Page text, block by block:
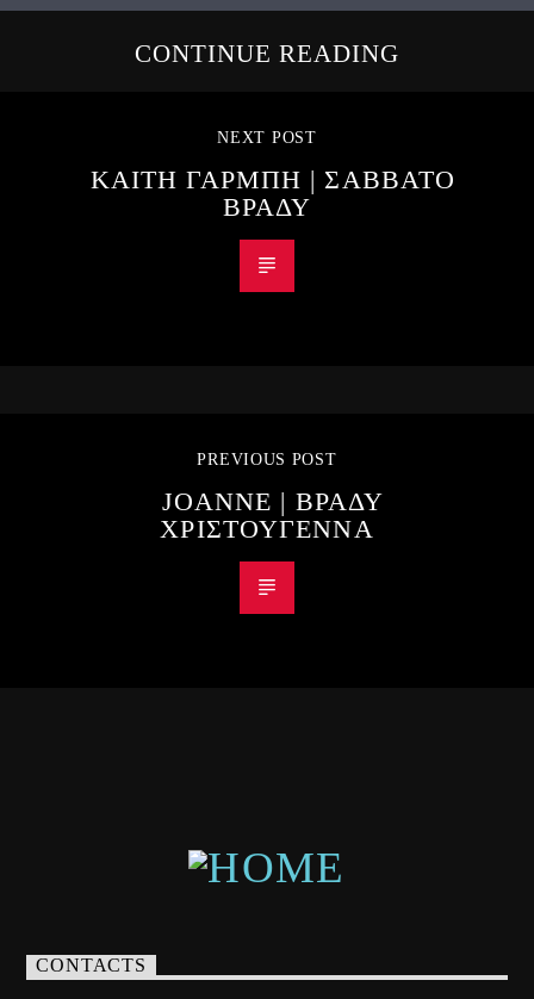
CONTINUE READING
NEXT POST
ΚΑΙΤΗ ΓΑΡΜΠΗ | ΣΑΒΒΑΤΟ
ΒΡΑΔΥ
PREVIOUS POST
JOANNE | ΒΡΑΔΥ
ΧΡΙΣΤΟΥΓΕΝΝΑ
CONTACTS